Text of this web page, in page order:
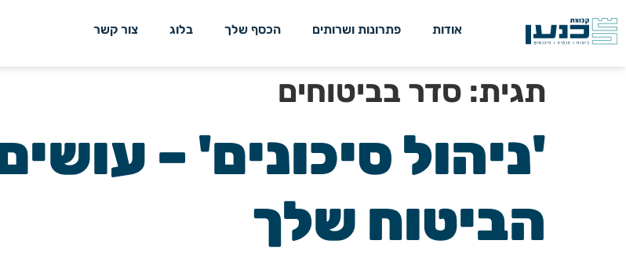
אודות פתרונות ושרותים הכסף שלך בלוג צור קשר
תגית: סדר בביטוחים
'ניהול סיכונים' –
הביטוח שלך